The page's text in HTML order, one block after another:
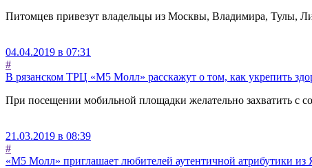
Питомцев привезут владельцы из Москвы, Владимира, Тулы,
04.04.2019 в 07:31
#
В рязанском ТРЦ «М5 Молл» расскажут о том, как укрепить
При посещении мобильной площадки желательно захватить с
21.03.2019 в 08:39
#
«М5 Молл» приглашает любителей аутентичной атрибутики